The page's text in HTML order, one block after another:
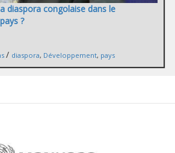
diaspora congolaise dans le
?
/ diaspora, Développement, pays